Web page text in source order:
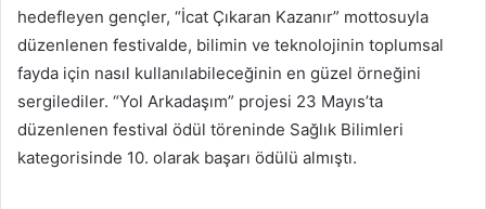
hedefleyen gençler, “İcat Çıkaran Kazanır” mottosuyla
düzenlenen festivalde, bilimin ve teknolojinin toplumsal
fayda için nasıl kullanılabileceğinin en güzel örneğini
sergilediler. “Yol Arkadaşım” projesi 23 Mayıs’ta
düzenlenen festival ödül töreninde Sağlık Bilimleri
kategorisinde 10. olarak başarı ödülü almıştı.